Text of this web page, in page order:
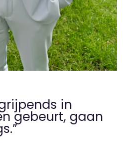
in
gebeurt, gaan